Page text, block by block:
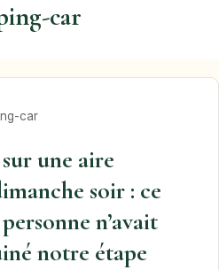
car
car
une aire
soir : ce
n’avait
notre étape